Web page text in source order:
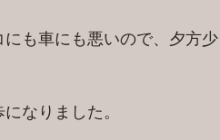
も車にも悪いので、夕方
なりました。